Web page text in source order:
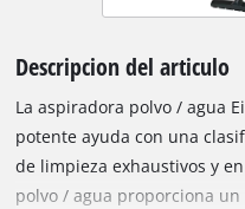
Descripcion del articulo
La aspiradora polvo / agua
potente ayuda con una
de limpieza exhaustivos y
polvo / agua proporciona